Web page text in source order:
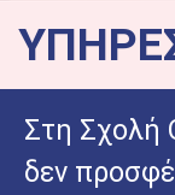
Στη Σχολή
δεν